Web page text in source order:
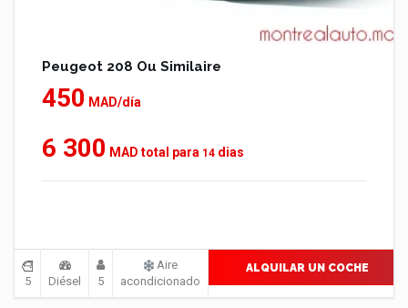
Peugeot 208 Ou Similaire
450 MAD/día
6 300 MAD total para 14 dias
5 Diésel 5
Aire
acondicionado
ALQUILAR UN COCHE